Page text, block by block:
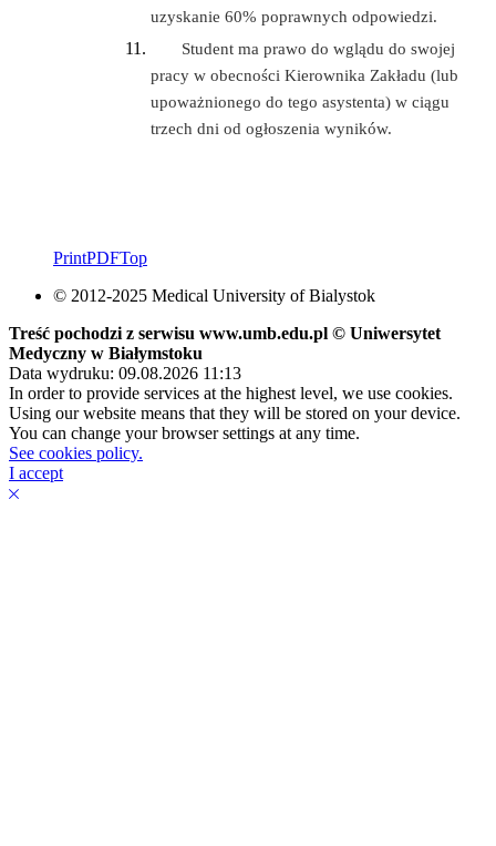
uzyskanie 60% poprawnych odpowiedzi.
Student ma prawo do wglądu do swojej
pracy w obecności Kierownika Zakładu (lub
upoważnionego do tego asystenta) w ciągu
trzech dni od ogłoszenia wyników.
PrintPDFTop
© 2012-2025 Medical University of Bialystok
Treść pochodzi z serwisu www.umb.edu.pl © Uniwersytet
Medyczny w Białymstoku
Data wydruku: 09.08.2026 11:13
In order to provide services at the highest level, we use cookies.
Using our website means that they will be stored on your device.
You can change your browser settings at any time.
See cookies policy.
I accept